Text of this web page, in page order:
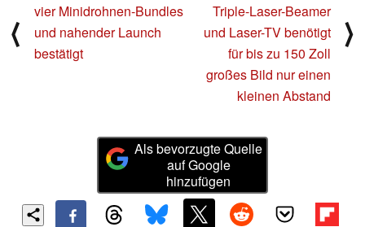
⟨
vier Minidrohnen-Bundles
und nahender Launch
bestätigt
Triple-Laser-Beamer
und Laser-TV benötigt
für bis zu 150 Zoll
großes Bild nur einen
kleinen Abstand
⟩
Als bevorzugte Quelle
auf Google
hinzufügen